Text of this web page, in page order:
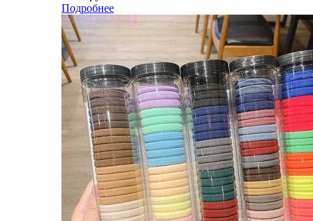
Подробнее